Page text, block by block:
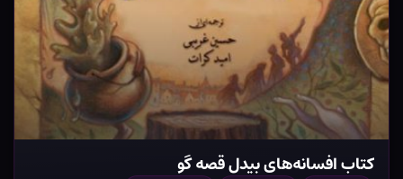
کتاب افسانه‌های بیدل قصه گو